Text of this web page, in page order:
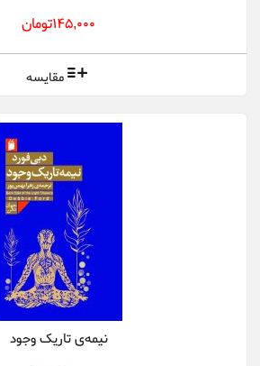
145,000تومان
مقایسه
نیمه‌ی تاریک وجود